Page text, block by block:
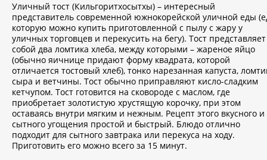
Уличный тост (Кильгоритхосытхы) – интересный
представитель современной южнокорейской уличной еды
которую можно купить приготовленной с пылу с жару у
уличных торговцев и перекусить на бегу). Тост представляет
собой два ломтика хлеба, между которыми – жареное яйцо
(обычно яичнице придают форму квадрата, которой
отличается тостовый хлеб), тонко нарезанная капуста,
сыра и ветчины. Тост обычно приправляют кисло-сладким
кетчупом. Тост готовится на сковороде с маслом, где
приобретает золотистую хрустящую корочку, при этом
оставаясь внутри мягким и нежным. Рецепт этого вкусного и
сытного угощения простой и быстрый. Блюдо отлично
подходит для сытного завтрака или перекуса на ходу.
Приготовить его можно всего за 15 минут.